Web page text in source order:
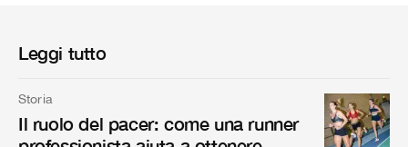
Leggi tutto
Storia
Il ruolo del pacer: come una runner